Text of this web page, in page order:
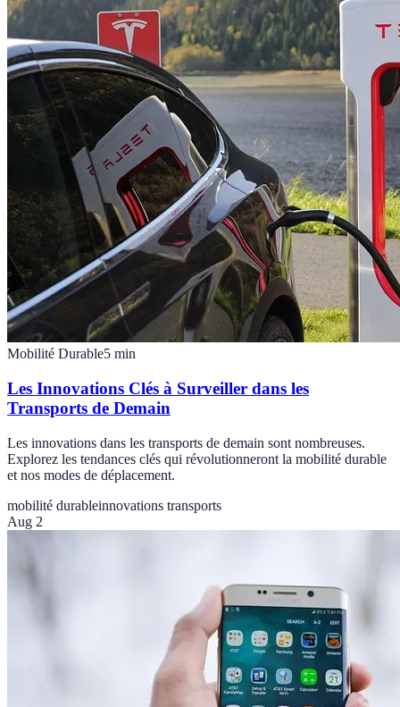
Mobilité Durable5 min
Les Innovations Clés à Surveiller dans les
Transports de Demain
Les innovations dans les transports de demain sont nombreuses.
Explorez les tendances clés qui révolutionneront la mobilité durable
et nos modes de déplacement.
mobilité durableinnovations transports
Aug 2